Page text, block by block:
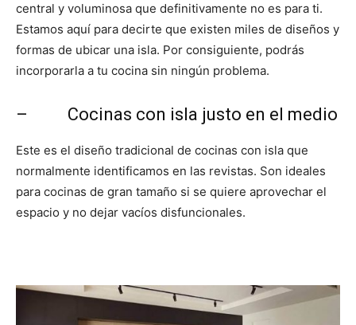
central y voluminosa que definitivamente no es para ti.
Estamos aquí para decirte que existen miles de diseños y
formas de ubicar una isla. Por consiguiente, podrás
incorporarla a tu cocina sin ningún problema.
– Cocinas con isla justo en el medio
Este es el diseño tradicional de cocinas con isla que
normalmente identificamos en las revistas. Son ideales
para cocinas de gran tamaño si se quiere aprovechar el
espacio y no dejar vacíos disfuncionales.